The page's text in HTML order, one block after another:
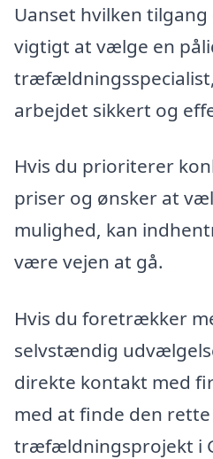
Uanset hvilken
vigtigt at vælge en
arbejdet sikkert og
Hvis du prioriterer
priser og ønsker at
mulighed, kan
være vejen at gå.
Hvis du foretrækker
selvstændig
direkte kontakt med
med at finde den
træfældningsprojekt i